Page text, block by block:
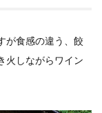
が食感の違う、餃
火しながらワイン